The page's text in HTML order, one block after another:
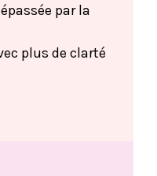
par la
plus de clarté